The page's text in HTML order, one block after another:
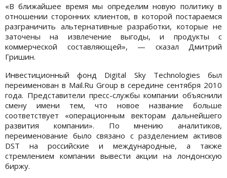
«В ближайшее время мы определим новую политику в
отношении сторонних клиентов, в которой постараемся
разграничить альтернативные разработки, которые не
заточены на извлечение выгоды, и продукты c
коммерческой составляющей», — сказал Дмитрий
Гришин.
Инвестиционный фонд Digital Sky Technologies был
переименован в Mail.Ru Group в середине сентября 2010
года. Представители пресс-службы компании объяснили
смену имени тем, что новое название больше
соответствует «операционным векторам дальнейшего
развития компании». По мнению аналитиков,
переименование было связано с разделением активов
DST на российские и международные, а также
стремлением компании вывести акции на лондонскую
биржу.